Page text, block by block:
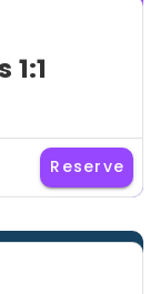
Reserve